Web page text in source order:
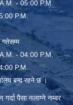
- 05:00 P.M.
P.M.
गतेसम्म
A.M. - 04:00 P.M.
P.M.
बन्द रहने छ ।
गर्दा पैसा नलाग्ने नम्बर